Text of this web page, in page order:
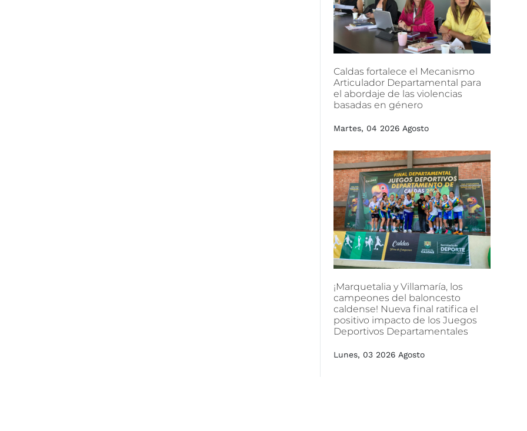
Caldas fortalece el Mecanismo
Articulador Departamental para
el abordaje de las violencias
basadas en género
Martes, 04 2026 Agosto
¡Marquetalia y Villamaría, los
campeones del baloncesto
caldense! Nueva final ratifica el
positivo impacto de los Juegos
Deportivos Departamentales
Lunes, 03 2026 Agosto